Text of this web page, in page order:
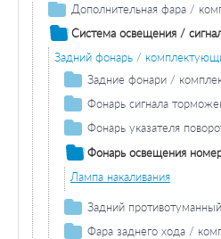
Дополнительная фара /
Противотуманная фара /
Противотуманная фара
Фара дальнего света /
Лампа накаливания фара
Система освещения /
Задний фонарь /
Задние фонари /
Лампа накаливания задних
Фонарь сигнала
Дополнительный стоп-
Лампа накаливания
Фонарь указателя
Лампа накаливания
Фонарь освещения
Лампа накаливания
Задний
Лампа заднего
Фара заднего хода /